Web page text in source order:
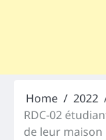
Home 2022
RDC-02
de leur maison